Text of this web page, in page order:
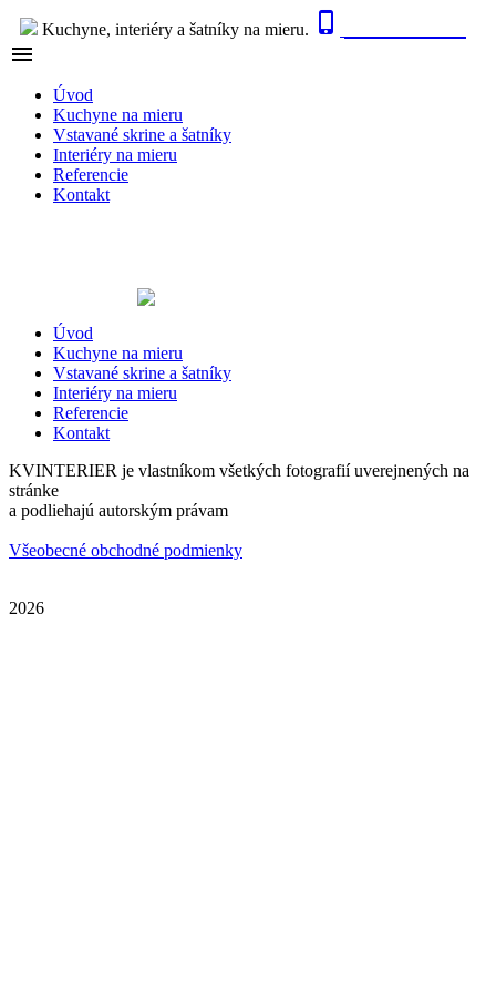
Kuchyne, interiéry a šatníky na mieru. 

Úvod
Kuchyne na mieru
Vstavané skrine a šatníky
Interiéry na mieru
Referencie
Kontakt
Úvod
Kuchyne na mieru
Vstavané skrine a šatníky
Interiéry na mieru
Referencie
Kontakt
KVINTERIER je vlastníkom všetkých fotografií uverejnených na
stránke
a podliehajú autorským právam
Všeobecné obchodné podmienky
2026